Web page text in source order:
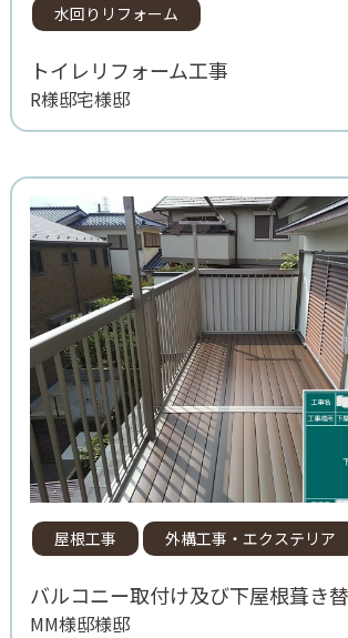
水回りリフォーム
トイレリフォーム工事
R様邸宅様邸
屋根工事 外構工事・エクステリア
バルコニー取付け及び下屋根葺き
MM様邸様邸